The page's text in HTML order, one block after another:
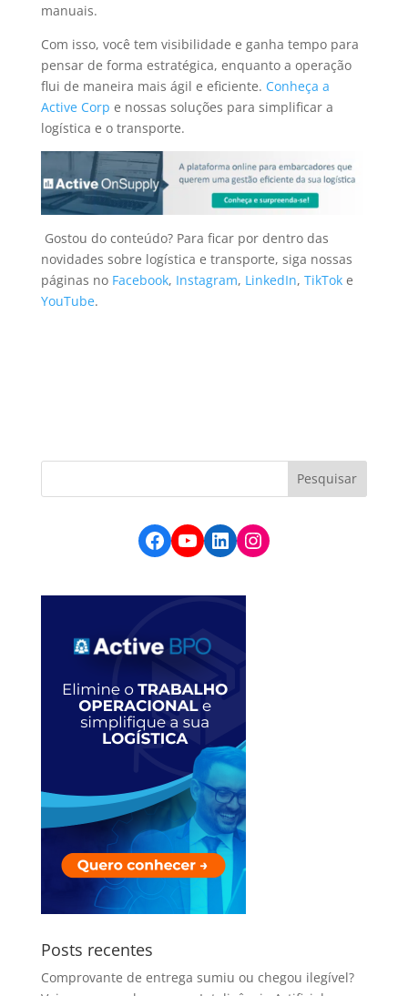
manuais.
Com isso, você tem visibilidade e ganha tempo para
pensar de forma estratégica, enquanto a operação
flui de maneira mais ágil e eficiente. Conheça a
Active Corp e nossas soluções para simplificar a
logística e o transporte.
Gostou do conteúdo? Para ficar por dentro das
novidades sobre logística e transporte, siga nossas
páginas no Facebook, Instagram, LinkedIn, TikToke
YouTube.
Facebook
YouTube
LinkedIn
Instagram
Posts recentes
Comprovante de entrega sumiu ou chegou ilegível?